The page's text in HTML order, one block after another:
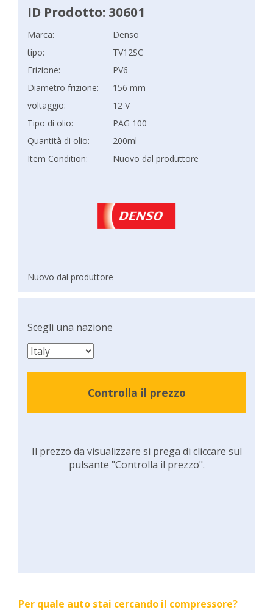
ID Prodotto: 30601
Marca:
Denso
tipo:
TV12SC
Frizione:
PV6
Diametro frizione:
156 mm
voltaggio:
12 V
Tipo di olio:
PAG 100
Quantità di olio:
200ml
Item Condition:
Nuovo dal produttore
Nuovo dal produttore
Scegli una nazione
Controlla il prezzo
Il prezzo da visualizzare si prega di cliccare sul
pulsante "Controlla il prezzo".
Per quale auto stai cercando il compressore?